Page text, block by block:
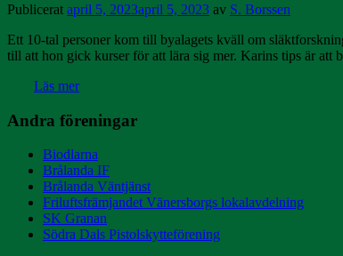
Publicerat april 5, 2023april 5, 2023 av S. Borssen
Ett 10-tal personer kom till byalagets kväll om
till att hon gick kurser för att lära sig mer. Karins tips är
Läs mer
Andra föreningar
Biodlarna
Brålanda IF
Brålanda Väntjänst
Friluftsfrämjandet Vänersborgs lokalavdelning
SK Granan
Södra Dals Pistolskytteförening